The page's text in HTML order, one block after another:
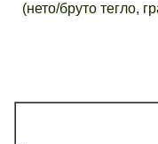
(нето/бруто тегло,